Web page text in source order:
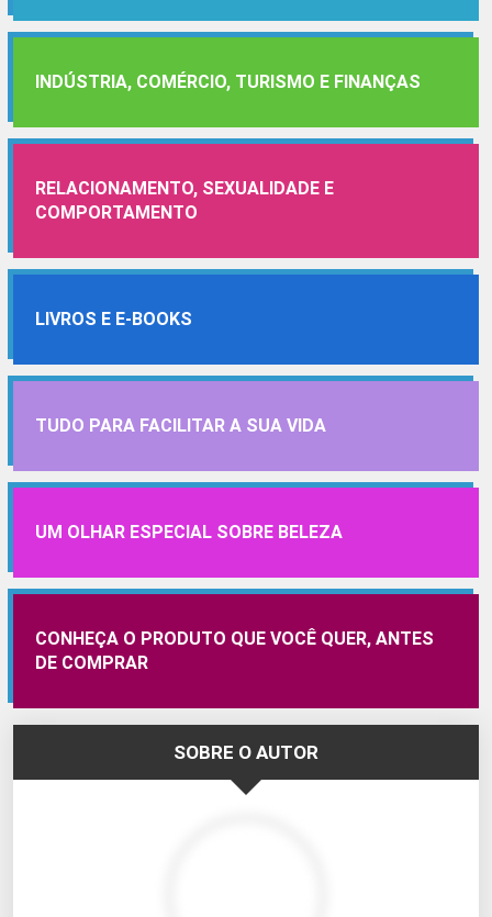
INDÚSTRIA, COMÉRCIO, TURISMO E FINANÇAS
RELACIONAMENTO, SEXUALIDADE E
COMPORTAMENTO
LIVROS E E-BOOKS
TUDO PARA FACILITAR A SUA VIDA
UM OLHAR ESPECIAL SOBRE BELEZA
CONHEÇA O PRODUTO QUE VOCÊ QUER, ANTES
DE COMPRAR
SOBRE O AUTOR